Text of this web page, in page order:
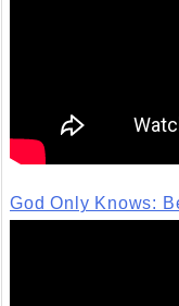
God Only Knows: